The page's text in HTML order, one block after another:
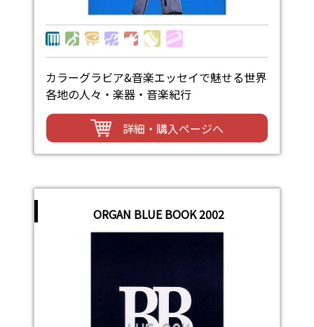
カラーグラビア&音楽エッセイで魅せる世界
各地の人々・楽器・音楽紀行
詳細・購入ページへ
ORGAN BLUE BOOK 2002